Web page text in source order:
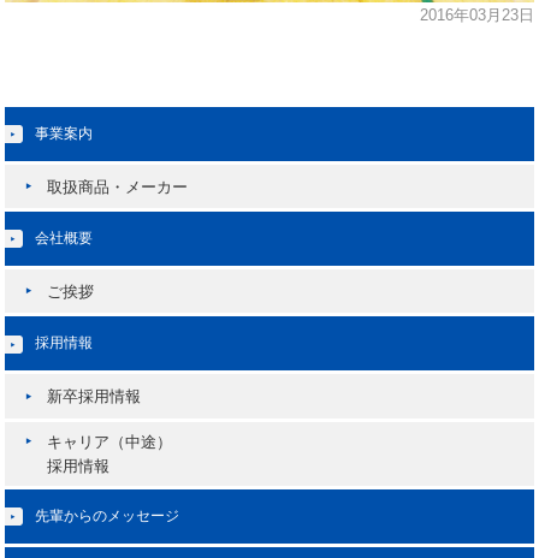
2016年03月23日
事業案内
取扱商品・メーカー
会社概要
ご挨拶
採用情報
新卒採用情報
キャリア（中途）
採用情報
先輩からのメッセージ